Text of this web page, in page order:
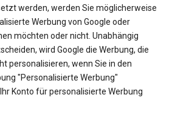
werden, werden Sie möglicherweise
Werbung von Google oder
möchten oder nicht. Unabhängig
wird Google die Werbung, die
personalisieren, wenn Sie in den
"Personalisierte Werbung"
Konto für personalisierte Werbung